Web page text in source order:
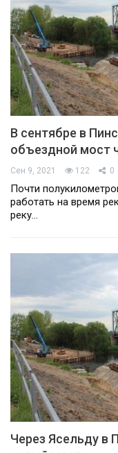
В сентябре в
объездной мост
Сен 9, 2021 122 0
Почти
работать на время
реку…
Через Ясельду в